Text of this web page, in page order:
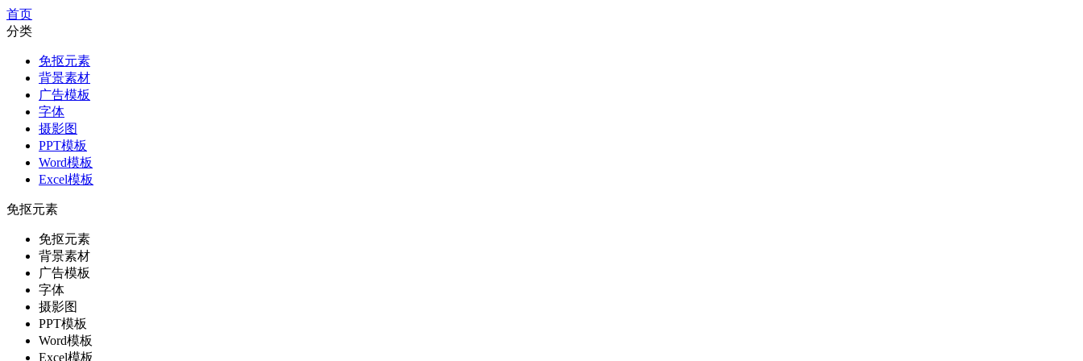
首页
分类
免抠元素
背景素材
广告模板
字体
摄影图
PPT模板
Word模板
Excel模板
免抠元素
免抠元素
背景素材
广告模板
字体
摄影图
PPT模板
Word模板
Excel模板